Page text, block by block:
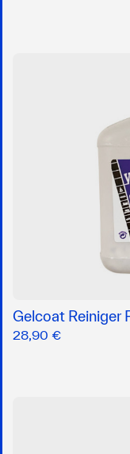
Gelcoat Reiniger
28,90 €